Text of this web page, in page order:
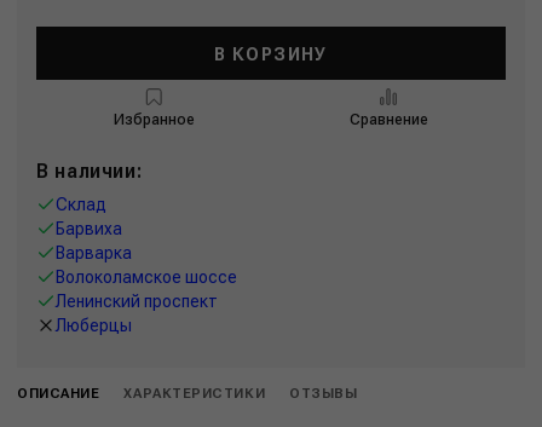
В КОРЗИНУ
Избранное Сравнение
В наличии:
Склад
Барвиха
Варварка
Волоколамское шоссе
Ленинский проспект
Люберцы
ОПИСАНИЕ ХАРАКТЕРИСТИКИ ОТЗЫВЫ